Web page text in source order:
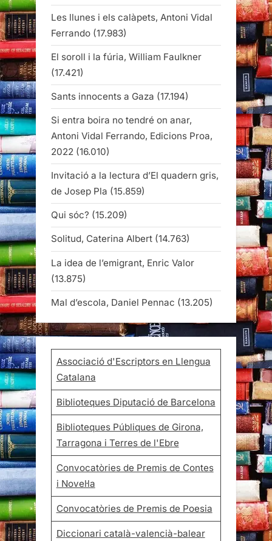
Les llunes i els calàpets, Antoni Vidal
Ferrando (17.983)
El soroll i la fúria, William Faulkner
(17.421)
Sants innocents a Gaza (17.194)
Si entra boira no tendré on anar,
Antoni Vidal Ferrando, Edicions Proa,
2022 (16.010)
Invitació a la lectura d’El quadern gris,
de Josep Pla (15.859)
Qui sóc? (15.209)
Solitud, Caterina Albert (14.763)
La idea de l’emigrant, Enric Valor
(13.875)
Mal d’escola, Daniel Pennac (13.205)
Associació d'Escriptors en Llengua
Catalana
Biblioteques Diputació de Barcelona
Biblioteques Públiques de Girona,
Tarragona i Terres de l'Ebre
Convocatòries de Premis de Contes
i Novel·la
Convocatòries de Premis de Poesia
Diccionari català-valencià-balear